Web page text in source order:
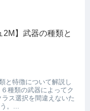
2M】武器の種類と
と特徴について解説し
種類の武器によってク
ス選択を間違えないた
。...